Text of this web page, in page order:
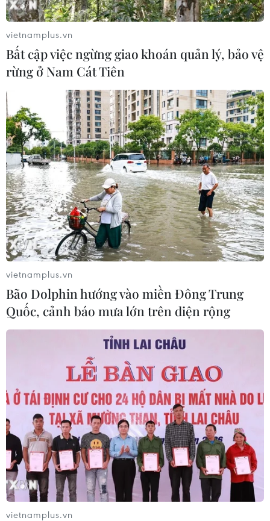
vietnamplus.vn
Bất cập việc ngừng giao khoán quản lý, bảo vệ
rừng ở Nam Cát Tiên
vietnamplus.vn
Bão Dolphin hướng vào miền Đông Trung
Quốc, cảnh báo mưa lớn trên diện rộng
vietnamplus.vn